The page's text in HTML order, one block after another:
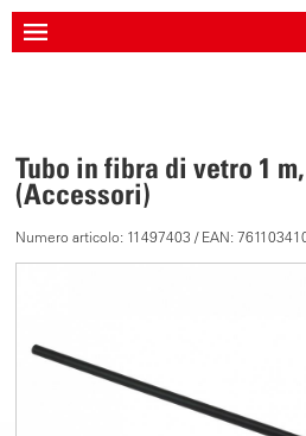
Tubo in fibra di vetro 1
(Accessori)
Numero articolo: 11497403 / EAN: